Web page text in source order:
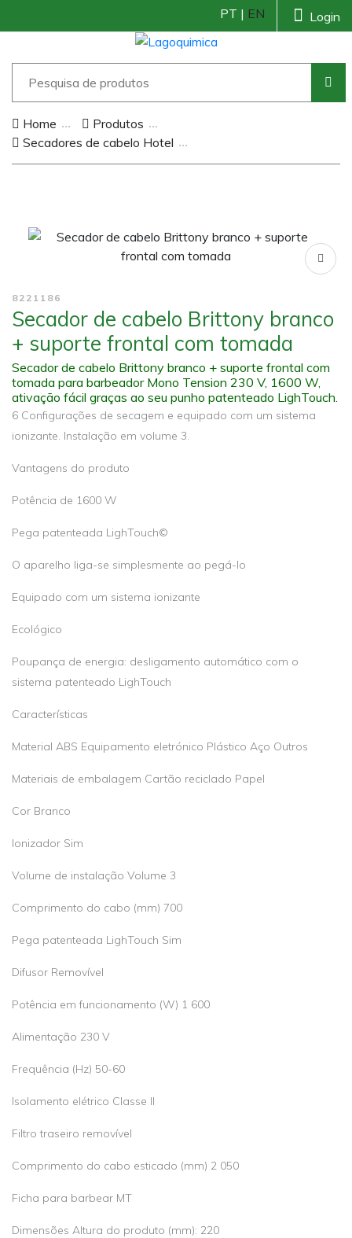
Login
PT | EN
Home
Produtos
Secadores de cabelo Hotel
8221186
Secador de cabelo Brittony branco
+ suporte frontal com tomada
Secador de cabelo Brittony branco + suporte frontal com
tomada para barbeador Mono Tension 230 V, 1600 W,
ativação fácil graças ao seu punho patenteado LighTouch.
6 Configurações de secagem e equipado com um sistema
ionizante. Instalação em volume 3.
Vantagens do produto
Potência de 1600 W
Pega patenteada LighTouch©
O aparelho liga-se simplesmente ao pegá-lo
Equipado com um sistema ionizante
Ecológico
Poupança de energia: desligamento automático com o
sistema patenteado LighTouch
Características
Material ABS Equipamento eletrónico Plástico Aço Outros
Materiais de embalagem Cartão reciclado Papel
Cor Branco
Ionizador Sim
Volume de instalação Volume 3
Comprimento do cabo (mm) 700
Pega patenteada LighTouch Sim
Difusor Removível
Potência em funcionamento (W) 1 600
Alimentação 230 V
Frequência (Hz) 50-60
Isolamento elétrico Classe II
Filtro traseiro removível
Comprimento do cabo esticado (mm) 2 050
Ficha para barbear MT
Dimensões Altura do produto (mm): 220